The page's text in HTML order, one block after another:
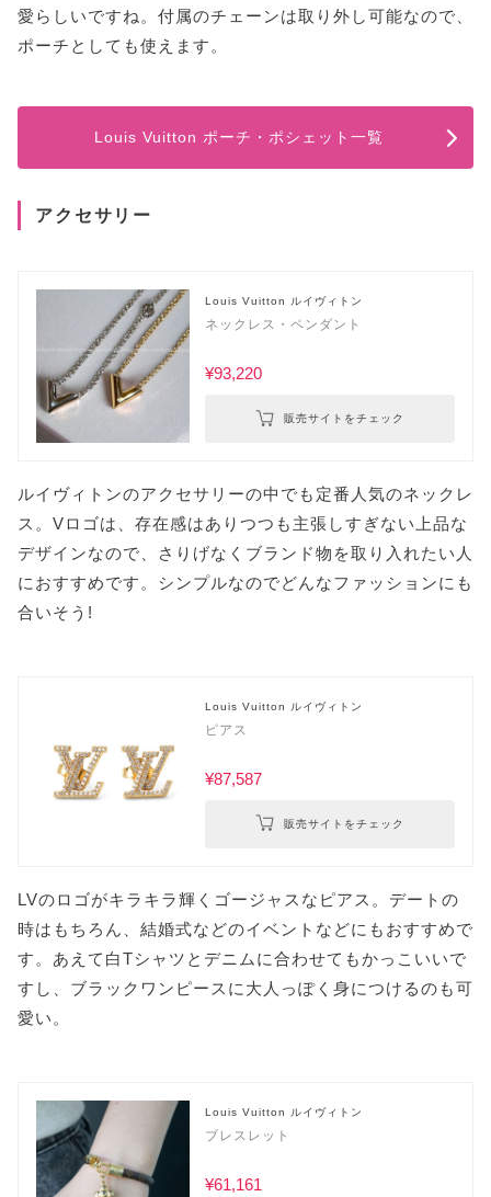
愛らしいですね。付属のチェーンは取り外し可能なので、
ポーチとしても使えます。
Louis Vuitton ポーチ・ポシェット一覧
アクセサリー
Louis Vuitton ルイヴィトン
ネックレス・ペンダント
¥93,220
販売サイトをチェック
ルイヴィトンのアクセサリーの中でも定番人気のネックレ
ス。Vロゴは、存在感はありつつも主張しすぎない上品な
デザインなので、さりげなくブランド物を取り入れたい人
におすすめです。シンプルなのでどんなファッションにも
合いそう!
Louis Vuitton ルイヴィトン
ピアス
¥87,587
販売サイトをチェック
LVのロゴがキラキラ輝くゴージャスなピアス。デートの
時はもちろん、結婚式などのイベントなどにもおすすめで
す。あえて白Tシャツとデニムに合わせてもかっこいいで
すし、ブラックワンピースに大人っぽく身につけるのも可
愛い。
Louis Vuitton ルイヴィトン
ブレスレット
¥61,161